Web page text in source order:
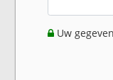
Uw